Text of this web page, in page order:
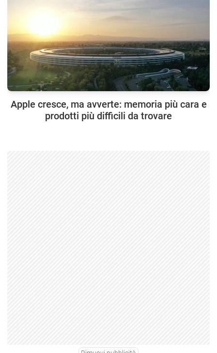
Apple cresce, ma avverte: memoria più cara e
prodotti più difficili da trovare